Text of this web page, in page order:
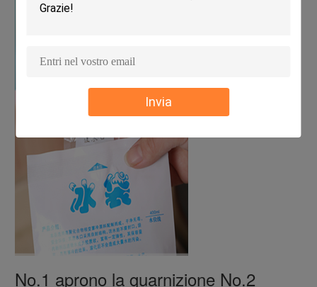
Invia
No.1 aprono la guarnizione No.2